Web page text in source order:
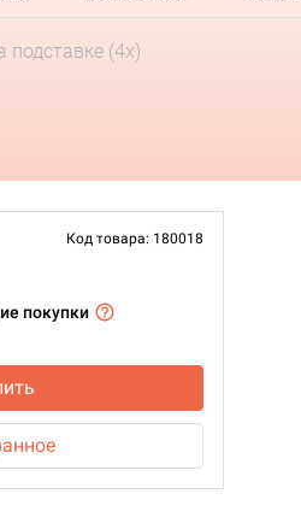
подставке (4х)
Код товара: 180018
покупки